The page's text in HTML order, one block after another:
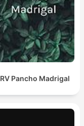
RV Pancho Madrigal